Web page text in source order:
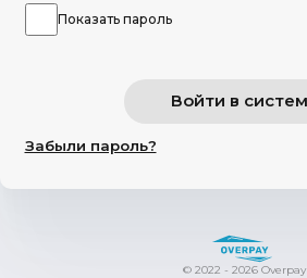
Показать пароль
Забыли пароль?
© 2022 - 2026 Overpay